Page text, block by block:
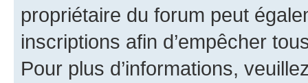
propriétaire du forum peut
inscriptions afin d’empêcher
Pour plus d’informations,